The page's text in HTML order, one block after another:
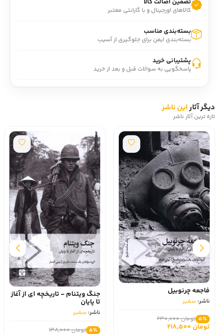
تضمین اصالت کالا
کالاهای اورجینال و با گارانتی معتبر
بسته‌بندی مناسب
بسته‌بندی ایمن برای جلوگیری از آسیب
پشتیبانی خرید
پاسخگویی به سوالات قبل و بعد از خرید
دیگر آثاراین ناشر
تازه ترین آثار ناشر
فاجعه چرنوبیل
ناشر: سفیر
5٪ تومان 230,000
تومان 218,500
جنگ ویتنام - تاریخچه ای از آغاز
تا پایان
ناشر: سفیر
5٪ تومان 138,000